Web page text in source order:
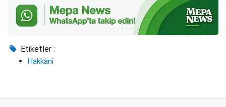
Etiketler :
Hakkani